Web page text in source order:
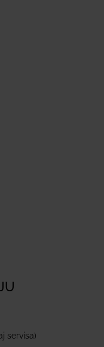
servisa)